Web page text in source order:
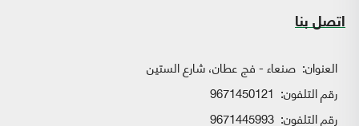
اتصل بنا
العنوان: صنعاء - فج عطان، شارع الستين
رقم التلفون: 9671450121
رقم التلفون: 9671445993